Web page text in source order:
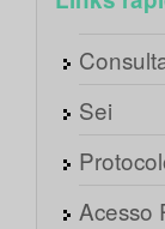
Sei
Acesso